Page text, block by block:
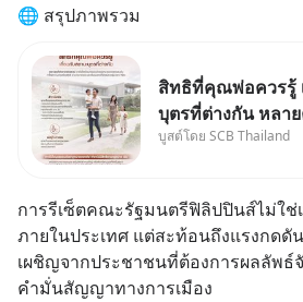
🌐 สรุปภาพรวม
สิทธิที่คุณพ่อควรรู้
บุตรที่ต่างกัน หลา
"เมื่อเป็นลูกของพ่อ
กฎหมายไทยไม่ได้
นั้น
บูสต์โดย SCB Thailand
การรีเซ็ตคณะรัฐมนตรีฟิลิปปินส์ไม่ใช่
ภายในประเทศ แต่สะท้อนถึงแรงกดดั
เผชิญจากประชาชนที่ต้องการผลลัพธ์
คำมั่นสัญญาทางการเมือง